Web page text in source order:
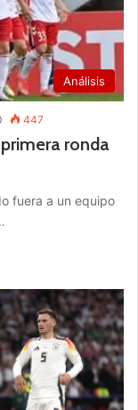
Análisis
447
ronda
fuera a un equipo